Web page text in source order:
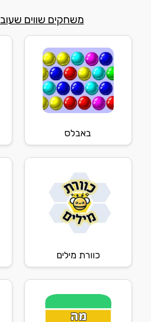
משחקים שווים
באבלס
כוורת מילים